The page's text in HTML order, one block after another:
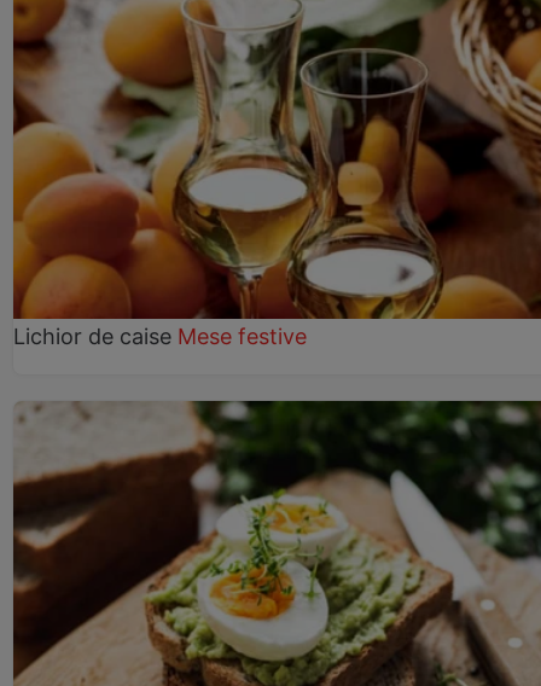
Lichior de caise Mese festive